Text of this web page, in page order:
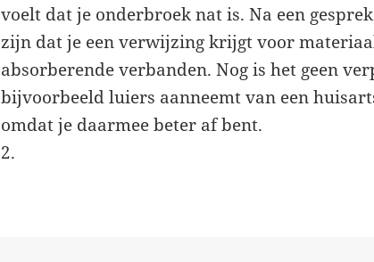
voelt dat je onderbroek nat is. Na een
zijn dat je een verwijzing krijgt voor
absorberende verbanden. Nog is het geen
bijvoorbeeld luiers aanneemt van een
omdat je daarmee beter af bent.
2.